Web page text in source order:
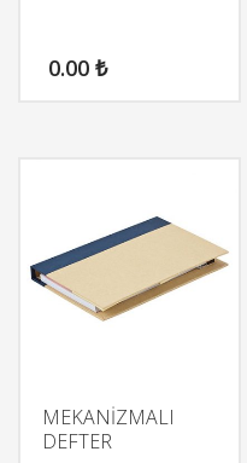
0.00 ₺
MEKANİZMALI
DEFTER